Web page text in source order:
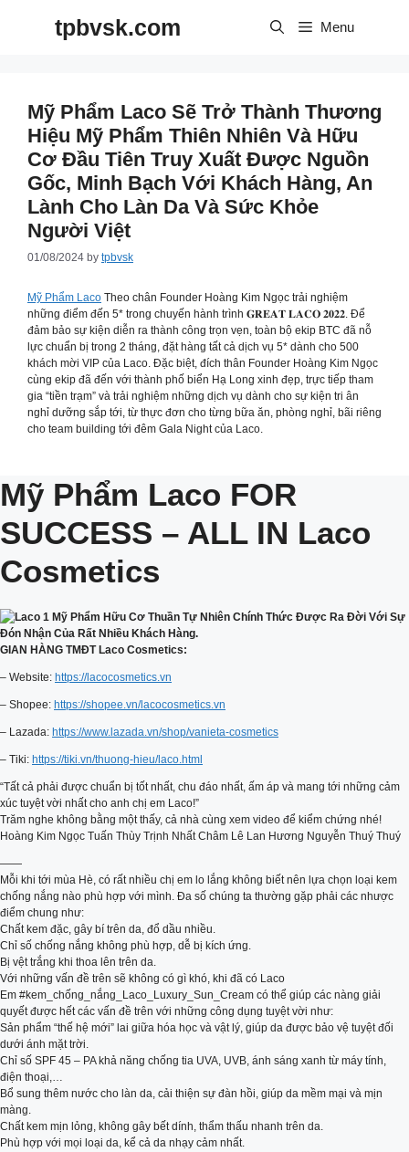
tpbvsk.com Menu
Mỹ Phẩm Laco Sẽ Trở Thành Thương
Hiệu Mỹ Phẩm Thiên Nhiên Và Hữu
Cơ Đầu Tiên Truy Xuất Được Nguồn
Gốc, Minh Bạch Với Khách Hàng, An
Lành Cho Làn Da Và Sức Khỏe
Người Việt
01/08/2024 by tpbvsk
Mỹ Phẩm Laco Theo chân Founder Hoàng Kim Ngọc trải nghiệm
những điểm đến 5* trong chuyến hành trình 𝐆𝐑𝐄𝐀𝐓 𝐋𝐀𝐂𝐎 𝟐𝟎𝟐𝟐. Để
đảm bảo sự kiện diễn ra thành công trọn vẹn, toàn bộ ekip BTC đã nỗ
lực chuẩn bị trong 2 tháng, đặt hàng tất cả dịch vụ 5* dành cho 500
khách mời VIP của Laco. Đặc biệt, đích thân Founder Hoàng Kim Ngọc
cùng ekip đã đến với thành phố biển Hạ Long xinh đẹp, trực tiếp tham
gia “tiền trạm” và trải nghiệm những dịch vụ dành cho sự kiện tri ân
nghỉ dưỡng sắp tới, từ thực đơn cho từng bữa ăn, phòng nghỉ, bãi riêng
cho team building tới đêm Gala Night của Laco.
Mỹ Phẩm Laco FOR
SUCCESS – ALL IN Laco
Cosmetics
GIAN HÀNG TMĐT Laco Cosmetics:
– Website: https://lacocosmetics.vn
– Shopee: https://shopee.vn/lacocosmetics.vn
– Lazada: https://www.lazada.vn/shop/vanieta-cosmetics
– Tiki: https://tiki.vn/thuong-hieu/laco.html
“Tất cả phải được chuẩn bị tốt nhất, chu đáo nhất, ấm áp và mang tới những cảm
xúc tuyệt vời nhất cho anh chị em Laco!”
Trăm nghe không bằng một thấy, cả nhà cùng xem video để kiểm chứng nhé!
Hoàng Kim Ngọc Tuấn Thùy Trịnh Nhất Châm Lê Lan Hương Nguyễn Thuý Thuý
——
Mỗi khi tới mùa Hè, có rất nhiều chị em lo lắng không biết nên lựa chọn loại kem
chống nắng nào phù hợp với mình. Đa số chúng ta thường gặp phải các nhược
điểm chung như:
Chất kem đặc, gây bí trên da, đổ dầu nhiều.
Chỉ số chống nắng không phù hợp, dễ bị kích ứng.
Bị vệt trắng khi thoa lên trên da.
Với những vấn đề trên sẽ không có gì khó, khi đã có Laco
Em #kem_chống_nắng_Laco_Luxury_Sun_Cream có thể giúp các nàng giải
quyết được hết các vấn đề trên với những công dụng tuyệt vời như:
Sản phẩm “thế hệ mới” lai giữa hóa học và vật lý, giúp da được bảo vệ tuyệt đối
dưới ánh mặt trời.
Chỉ số SPF 45 – PA khả năng chống tia UVA, UVB, ánh sáng xanh từ máy tính,
điện thoại,…
Bổ sung thêm nước cho làn da, cải thiện sự đàn hồi, giúp da mềm mại và mịn
màng.
Chất kem mịn lỏng, không gây bết dính, thẩm thấu nhanh trên da.
Phù hợp với mọi loại da, kể cả da nhạy cảm nhất.